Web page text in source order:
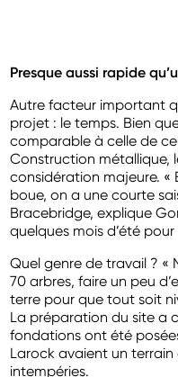
Presque aussi rapide
Autre facteur important
projet : le temps. Bien
comparable à celle de
Construction métallique,
considération majeure. «
boue, on a une courte
Bracebridge, explique
quelques mois d’été
Quel genre de travail ? «
70 arbres, faire un peu
terre pour que tout soit
La préparation du site a
fondations ont été
Larock avaient un
intempéries.